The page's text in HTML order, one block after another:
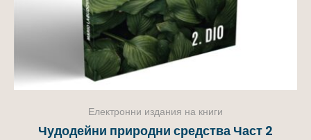
Електронни издания на книги
Чудодейни природни средства Част 2